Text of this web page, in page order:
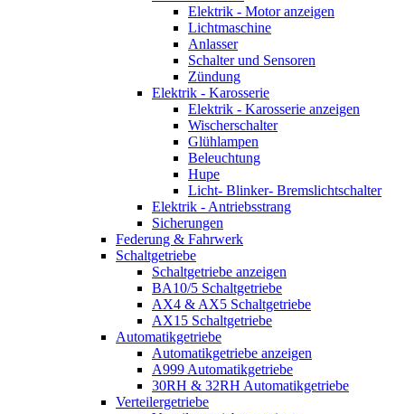
Elektrik - Motor anzeigen
Lichtmaschine
Anlasser
Schalter und Sensoren
Zündung
Elektrik - Karosserie
Elektrik - Karosserie anzeigen
Wischerschalter
Glühlampen
Beleuchtung
Hupe
Licht- Blinker- Bremslichtschalter
Elektrik - Antriebsstrang
Sicherungen
Federung & Fahrwerk
Schaltgetriebe
Schaltgetriebe anzeigen
BA10/5 Schaltgetriebe
AX4 & AX5 Schaltgetriebe
AX15 Schaltgetriebe
Automatikgetriebe
Automatikgetriebe anzeigen
A999 Automatikgetriebe
30RH & 32RH Automatikgetriebe
Verteilergetriebe